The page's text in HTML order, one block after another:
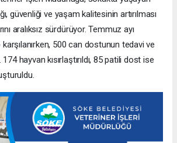
güvenliği ve yaşam kalitesinin artırılması
aralıksız sürdürüyor. Temmuz ayı
500 can dostunun tedavi ve
174 hayvan kısırlaştırıldı, 85 patili dost ise